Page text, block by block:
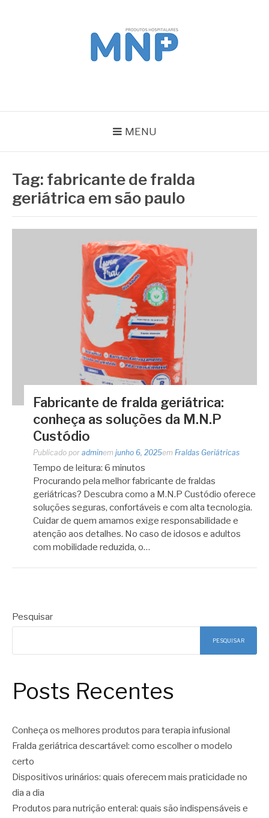
MENU
Tag: fabricante de fralda
geriátrica em são paulo
Fabricante de fralda geriátrica:
conheça as soluções da M.N.P
Custódio
Publicado por adminem junho 6, 2025em Fraldas Geriátricas
Tempo de leitura: 6 minutos
Procurando pela melhor fabricante de fraldas
geriátricas? Descubra como a M.N.P Custódio oferece
soluções seguras, confortáveis e com alta tecnologia.
Cuidar de quem amamos exige responsabilidade e
atenção aos detalhes. No caso de idosos e adultos
com mobilidade reduzida, o…
Pesquisar
PESQUISAR
Posts Recentes
Conheça os melhores produtos para terapia infusional
Fralda geriátrica descartável: como escolher o modelo
certo
Dispositivos urinários: quais oferecem mais praticidade no
dia a dia
Produtos para nutrição enteral: quais são indispensáveis e